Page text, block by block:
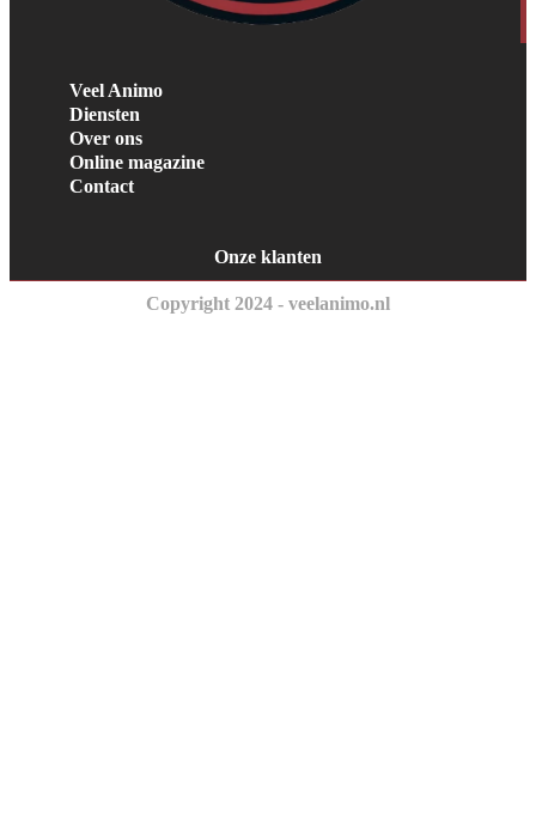
Veel Animo
Diensten
Over ons
Online magazine
Contact
Onze klanten
Copyright 2024 - veelanimo.nl